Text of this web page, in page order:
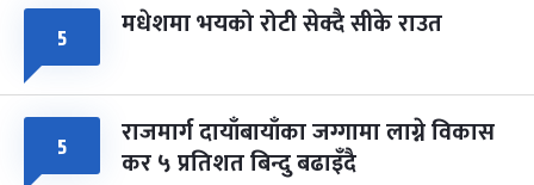
५ मधेशमा भयको रोटी सेक्दै सीके राउत
५ राजमार्ग दायाँबायाँका जग्गामा लाग्ने विकास
कर ५ प्रतिशत बिन्दु बढाइँदै